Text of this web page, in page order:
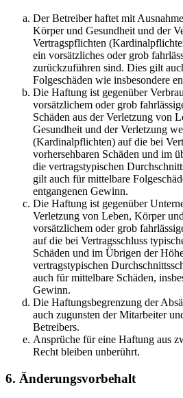
Der Betreiber haftet mit
Körper und Gesundheit und der
Vertragspflichten
ein vorsätzliches oder grob
zurückzuführen sind. Dies gilt
Folgeschäden wie insbesondere
Die Haftung ist gegenüber
vorsätzlichem oder grob
Schäden aus der Verletzung von
Gesundheit und der Verletzung
(Kardinalpflichten) auf die bei
vorhersehbaren Schäden und im
die vertragstypischen
gilt auch für mittelbare
entgangenen Gewinn.
Die Haftung ist gegenüber
Verletzung von Leben, Körper
vorsätzlichem oder grob
auf die bei Vertragsschluss
Schäden und im Übrigen der
vertragstypischen
auch für mittelbare Schäden,
Gewinn.
Die Haftungsbegrenzung der
auch zugunsten der Mitarbeiter
Betreibers.
Ansprüche für eine Haftung aus
Recht bleiben unberührt.
6. Änderungsvorbehalt